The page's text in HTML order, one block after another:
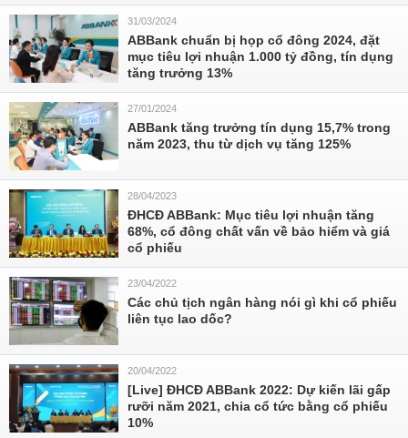
31/03/2024
ABBank chuẩn bị họp cổ đông 2024, đặt
mục tiêu lợi nhuận 1.000 tỷ đồng, tín dụng
tăng trưởng 13%
27/01/2024
ABBank tăng trưởng tín dụng 15,7% trong
năm 2023, thu từ dịch vụ tăng 125%
28/04/2023
ĐHCĐ ABBank: Mục tiêu lợi nhuận tăng
68%, cổ đông chất vấn về bảo hiểm và giá
cổ phiếu
23/04/2022
Các chủ tịch ngân hàng nói gì khi cổ phiếu
liên tục lao dốc?
20/04/2022
[Live] ĐHCĐ ABBank 2022: Dự kiến lãi gấp
rưỡi năm 2021, chia cổ tức bằng cổ phiếu
10%